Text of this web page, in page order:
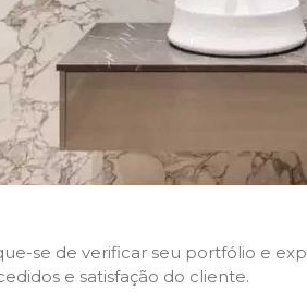
se de verificar seu portfólio e
e satisfação do cliente.